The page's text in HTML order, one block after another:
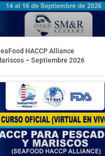
HACCP Alliance
– Septiembre 2026